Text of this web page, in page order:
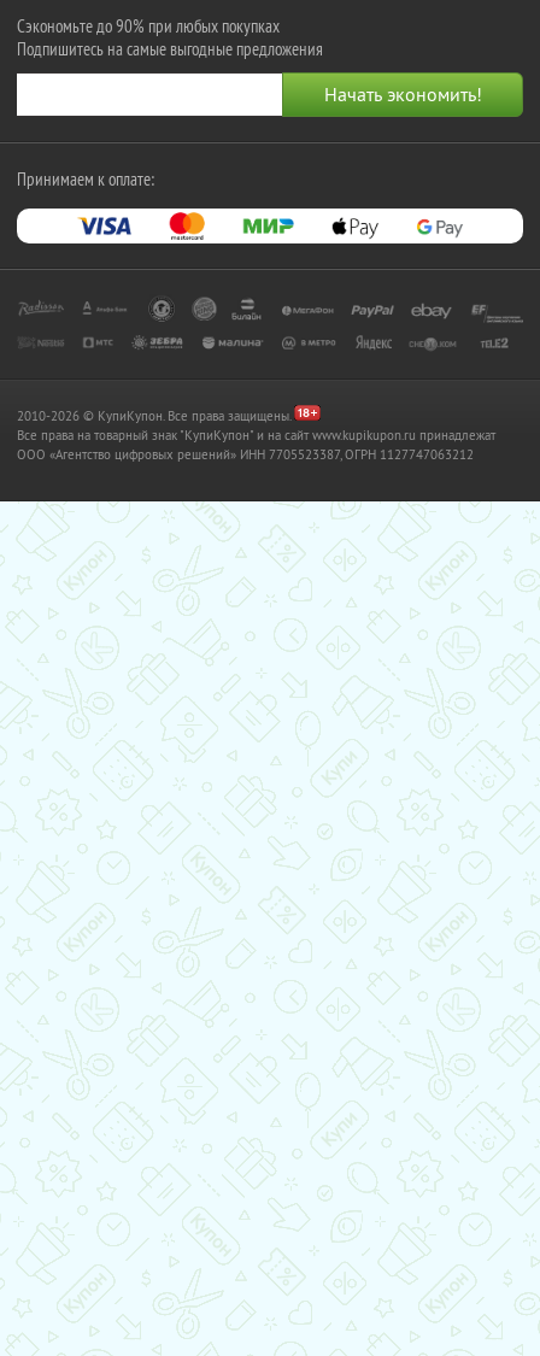
Сэкономьте до 90% при любых покупках
Подпишитесь на самые выгодные предложения
Принимаем к оплате:
2010-2026 © КупиКупон. Все права защищены.
Все права на товарный знак "КупиКупон" и на сайт www.kupikupon.ru принадлежат
OOO «Агентство цифровых решений» ИНН 7705523387, ОГРН 1127747063212